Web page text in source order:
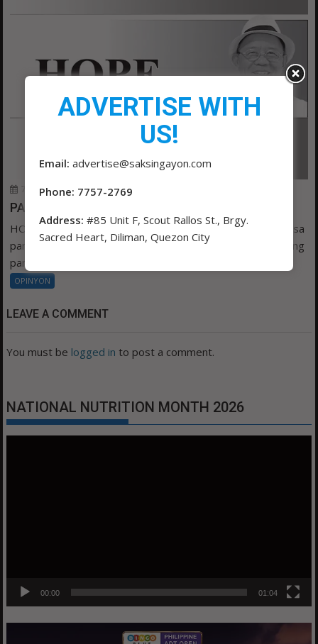
7 hours ago admin 3
PANANAMPALATAYA
HOPE ni GUILLER VALENCIA “SAPAGKAT nabubuhay tayo sa
pamamagitan ng pananampalataya, hindi sa pamamagitan ng
paningin,”...
OPINYON
LEAVE A COMMENT
You must be logged in to post a comment.
NATIONAL NUTRITION MONTH 2026
00:00 01:04
ADVERTISE WITH
US!
Email: advertise@saksingayon.com
Phone: 7757-2769
Address: #85 Unit F, Scout Rallos St., Brgy.
Sacred Heart, Diliman, Quezon City